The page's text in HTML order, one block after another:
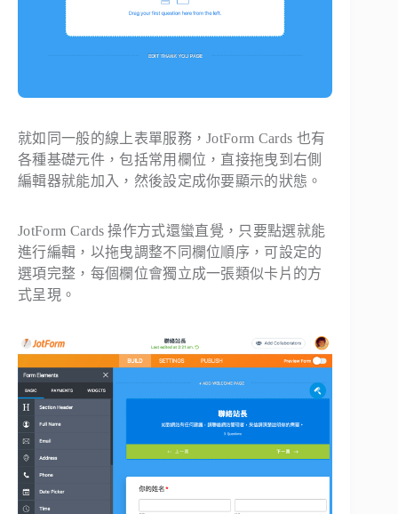
就如同一般的線上表單服務，JotForm Cards 也有
各種基礎元件，包括常用欄位，直接拖曳到右側
編輯器就能加入，然後設定成你要顯示的狀態。
JotForm Cards 操作方式還蠻直覺，只要點選就能
進行編輯，以拖曳調整不同欄位順序，可設定的
選項完整，每個欄位會獨立成一張類似卡片的方
式呈現。